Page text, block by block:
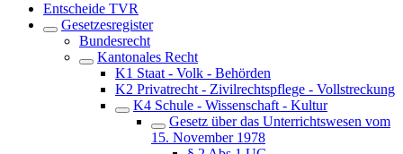
Entscheide TVR
Gesetzesregister
Bundesrecht
Kantonales Recht
K1 Staat - Volk - Behörden
K2 Privatrecht - Zivilrechtspflege - Vollstreckung
K4 Schule - Wissenschaft - Kultur
Gesetz über das Unterrichtswesen vom
15. November 1978